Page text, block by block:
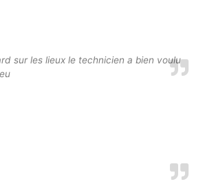
sur les lieux le technicien a bien voulu